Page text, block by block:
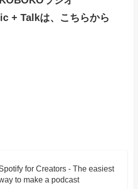
+ Talkは、こちらから
for Creators - The easiest
to make a podcast